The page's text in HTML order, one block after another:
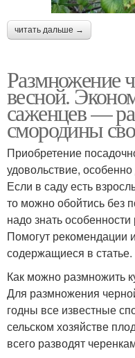
читать дальше →
Размножение
весной.
саженцев —
смородины
Приобретение
удовольствие,
Если в саду есть
то можно обойтись без
надо знать
Помогут рекомендации
содержащиеся в статье.
Как можно размножить
Для размножения
годны все известные
сельском хозяйстве
всего разводят